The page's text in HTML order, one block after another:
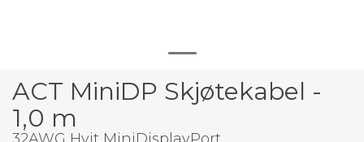
ACT MiniDP Skjøtekabel -
1,0 m